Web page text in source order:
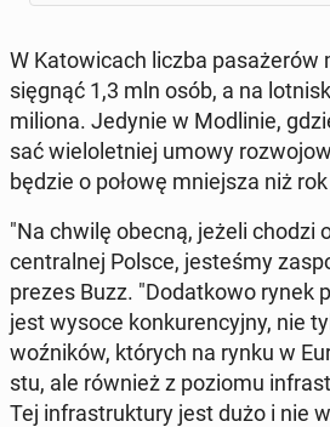
W Ka­to­wi­cach liczba pa­sa­że­rów
sięgnąć 1,3 mln osób, a na
miliona. Jedynie w Mo­dli­nie,
sać wie­lo­let­niej umowy
będzie o połowę mniej­sza niż
"Na chwilę obecną, jeżeli chodzi
cen­tral­nej Polsce, je­ste­śmy
prezes Buzz. "Do­dat­ko­wo rynek
jest wysoce kon­ku­ren­cyj­ny, nie
woź­ni­ków, których na rynku w
stu, ale również z poziomu
Tej in­fra­struk­tu­ry jest dużo i nie